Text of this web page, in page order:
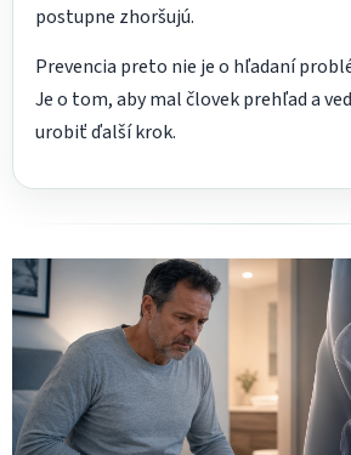
postupne zhoršujú.
Prevencia preto nie je o hľadaní
Je o tom, aby mal človek prehľad a
urobiť ďalší krok.